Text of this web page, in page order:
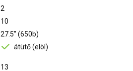
2
10
27.5" (650b)
átütő (elöl)
13